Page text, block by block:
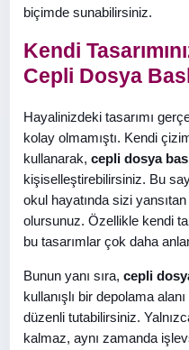
biçimde sunabilirsiniz.
Kendi
Cepli Dosya
Hayalinizdeki tasarımı
kolay olmamıştı. Kendi
kullanarak, cepli dosya
kişiselleştirebilirsiniz. Bu
okul hayatında sizi
olursunuz. Özellikle kendi
bu tasarımlar çok daha
Bunun yanı sıra, cepli
kullanışlı bir depolama
düzenli tutabilirsiniz.
kalmaz, aynı zamanda